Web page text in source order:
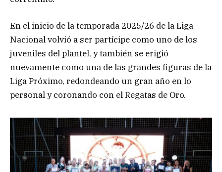
En el inicio de la temporada 2025/26 de la Liga
Nacional volvió a ser partícipe como uno de los
juveniles del plantel, y también se erigió
nuevamente como una de las grandes figuras de la
Liga Próximo, redondeando un gran año en lo
personal y coronando con el Regatas de Oro.